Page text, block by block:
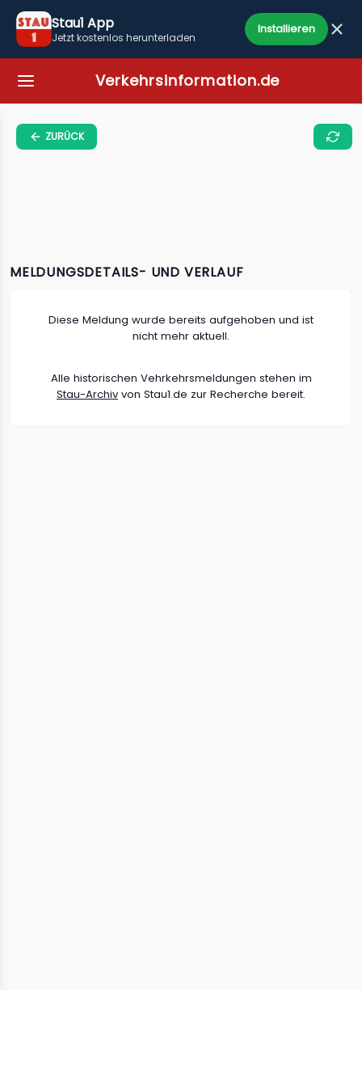
Stau1 App
Jetzt kostenlos herunterladen
Installieren
Verkehrsinformation.de
ZURÜCK
MELDUNGSDETAILS- UND VERLAUF
Diese Meldung wurde bereits aufgehoben und ist
nicht mehr aktuell.
Alle historischen Vehrkehrsmeldungen stehen im
Stau-Archiv von Stau1.de zur Recherche bereit.